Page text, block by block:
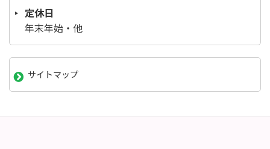
定休日
年末年始・他
サイトマップ